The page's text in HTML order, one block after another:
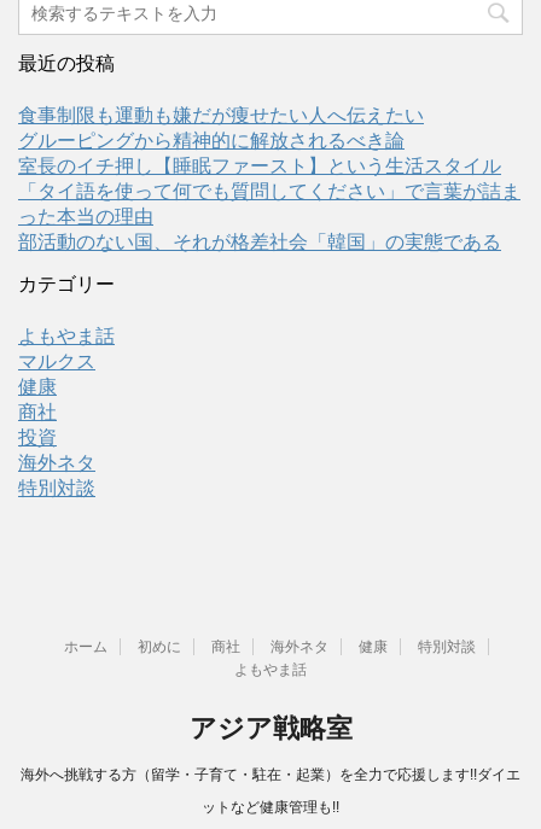
最近の投稿
食事制限も運動も嫌だが痩せたい人へ伝えたい
グルーピングから精神的に解放されるべき論
室長のイチ押し【睡眠ファースト】という生活スタイル
「タイ語を使って何でも質問してください」で言葉が詰ま
った本当の理由
部活動のない国、それが格差社会「韓国」の実態である
カテゴリー
よもやま話
マルクス
健康
商社
投資
海外ネタ
特別対談
ホーム 初めに 商社 海外ネタ 健康
特別対談
よもやま話
アジア戦略室
海外へ挑戦する方（留学・子育て・駐在・起業）を全力で応援します!!ダイエ
ットなど健康管理も!!